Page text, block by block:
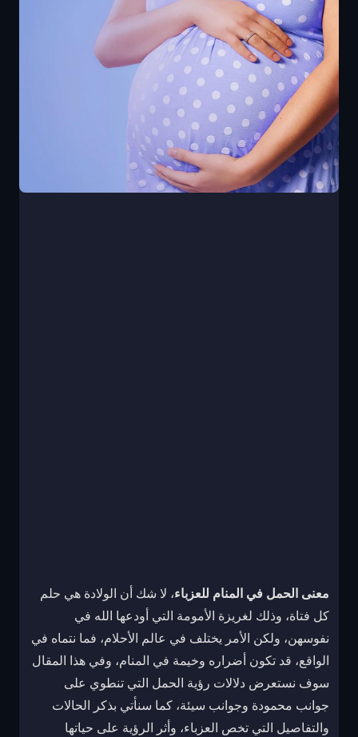
معنى الحمل في المنام للعزباء، لا شك أن الولادة هي حلم
كل فتاة، وذلك لغريزة الأمومة التي أودعها الله في
نفوسهن، ولكن الأمر يختلف في عالم الأحلام، فما نتماه في
الواقع، قد تكون أضراره وخيمة في المنام، وفي هذا المقال
سوف نستعرض دلالات رؤية الحمل التي تنطوي على
جوانب محمودة وجوانب سيئة، كما سنأتي بذكر الحالات
والتفاصيل التي تخص العزباء، وأثر الرؤية على حياتها